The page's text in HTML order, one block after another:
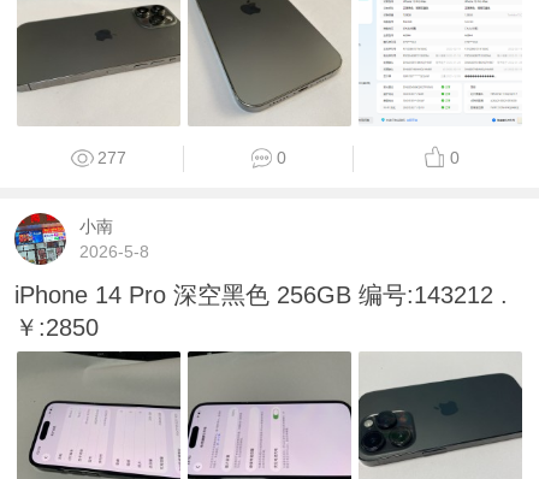
277 0 0
小南
2026-5-8
iPhone 14 Pro 深空黑色 256GB 编号:143212 .
￥:2850